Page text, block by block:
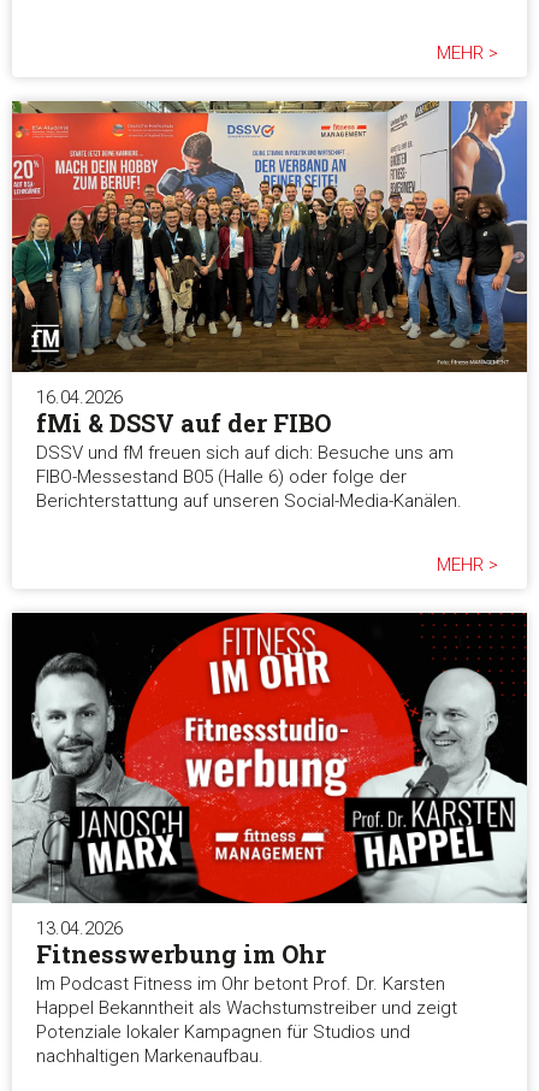
MEHR >
16.04.2026
fMi & DSSV auf der FIBO
DSSV und fM freuen sich auf dich: Besuche uns am
FIBO-Messestand B05 (Halle 6) oder folge der
Berichterstattung auf unseren Social-Media-Kanälen.
MEHR >
13.04.2026
Fitnesswerbung im Ohr
Im Podcast Fitness im Ohr betont Prof. Dr. Karsten
Happel Bekanntheit als Wachstumstreiber und zeigt
Potenziale lokaler Kampagnen für Studios und
nachhaltigen Markenaufbau.